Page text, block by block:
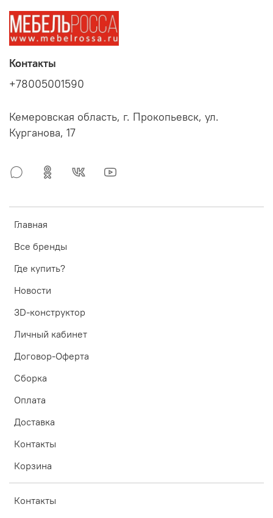
Главная
Все бренды
Где купить?
Новости
3D-конструктор
Личный кабинет
Договор-Оферта
Сборка
Оплата
Доставка
Контакты
Корзина
Контакты
Контакты
+78005001590
Кемеровская область, г. Прокопьевск, ул.
Курганова, 17